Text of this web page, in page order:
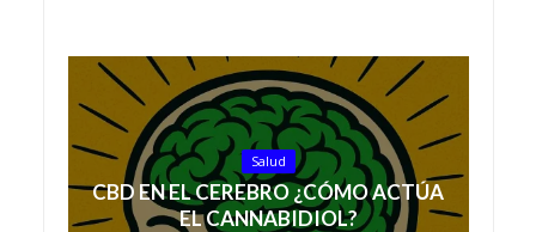
Salud
CBD EN EL CEREBRO ¿CÓMO ACTÚA
EL CANNABIDIOL?